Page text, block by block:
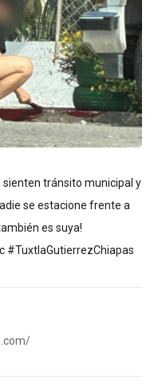
sienten tránsito municipal y
se estacione frente a
es suya!
#TuxtlaGutierrezChiapas